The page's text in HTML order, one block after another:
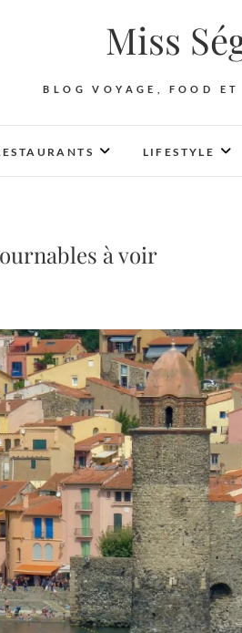
Miss
BLOG VOYAGE, FOOD ET
LIFESTYLE
à voir